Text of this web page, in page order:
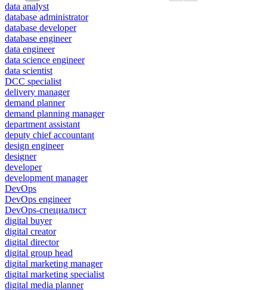
data analyst
database administrator
database developer
database engineer
data engineer
data science engineer
data scientist
DCC specialist
delivery manager
demand planner
demand planning manager
department assistant
deputy chief accountant
design engineer
designer
developer
development manager
DevOps
DevOps engineer
DevOps-специалист
digital buyer
digital creator
digital director
digital group head
digital marketing manager
digital marketing specialist
digital media planner